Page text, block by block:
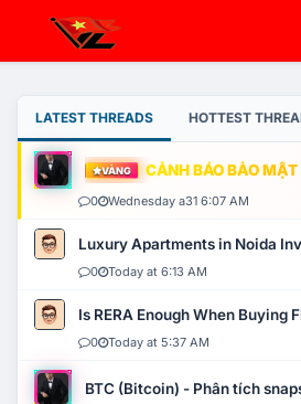
LATEST THREADS HOTTEST
VÀNG CẢNH BÁO BẢO
0 Wednesday a31 6:07 AM
Luxury Apartments in Noida
0 Today at 6:13 AM
Is RERA Enough When Buying
0 Today at 5:37 AM
BTC (Bitcoin) - Phân tích